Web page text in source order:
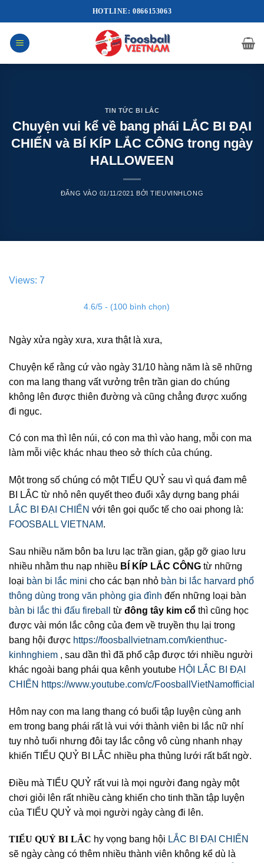
qua
nội
dung
HOTLINE: 0866153063
TIN TỨC BI LẮC
Chuyện vui kể về bang phái LẮC BI ĐẠI
CHIẾN và BÍ KÍP LẮC CÔNG trong ngày
HALLOWEEN
ĐĂNG VÀO 01/11/2021 BỞITIEUVINHLONG
Views: 7
4.6/5 - (100 bình chọn)
Ngày xửa ngày xưa, xưa thật là xưa,
Chuyện kể rằng cứ vào ngày 31/10 hàng năm là sẽ những
con ma lang thang vất vưởng trên trần gian do chúng
không lên được thiên đường và cũng chẳng được xuống
đi ngục.
Có con ma thì lên núi, có con ma thì vào hang, mỗi con ma
làm mỗi việc khác nhau theo sở thích của chúng.
Một trong số chúng có một TIỂU QUỶ sau vì quá đam mê
BI LẮC từ nhỏ nên quyết theo đuổi xây dựng bang phái
LẮC BI ĐẠI CHIẾN với tên gọi quốc tế cho oai phong là:
FOOSBALL VIETNAM.
Sau nhiều năm bôn ba lưu lạc trần gian, gặp gỡ giao lưu
nhiều nhằm thu nạp nhiều BÍ KÍP LẮC CÔNG từ những
loại bàn bi lắc mini cho các bạn nhỏ bàn bi lắc harvard phổ
thông dùng trong văn phòng gia đình đến những loại bàn
bàn bi lắc thi đấu fireball
từ đông tây kim cổ thì cũng học
được vài món lắc công của đem về truyền thụ lại trong
bang hội được https://foosballvietnam.com/kienthuc-
kinhnghiem , sau dần thì đã phổ cập được tới nhiều người
khác ngoài bang phái qua kênh youtube HỘI LẮC BI ĐẠI
CHIẾN https://www.youtube.com/c/FoosballVietNamofficial
Hôm nay con ma lang thang có buổi tập luyện cùng anh
em trong bang phái rất là vui với thành viên bi lắc nữ nhí
tuy nhỏ tuổi nhưng đôi tay lắc công vô cùng nhanh nhạy
khiến TIỂU QUỶ BI LẮC nhiều pha thủng lưới rất bất ngờ.
Điều mà TIỂU QUỶ rất vui là mọi người đang ngày một
chơi giỏi lên rất nhiều càng khiến cho tinh thần tập luyện
của TIỂU QUỶ và mọi người ngày càng đi lên.
TIỂU QUỶ BI LẮC hy vọng bang hội LẮC BI ĐẠI CHIẾN
sẽ ngày càng có thêm nhiều thành viên không kể dù là